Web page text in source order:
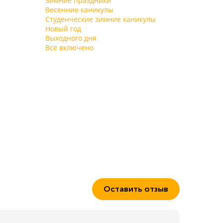
мероприятия, скрашивая досуг отдыхающих.
Библиотека, танцевальный зал и бильярдная
работают круглогодично.
Весенние каникулы
Студенческие зимние каникулы
Новый год
Выходного дня
Всё включено
Оставить отзыв